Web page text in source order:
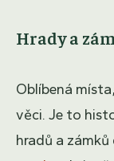
Hrady a
Oblíbená
věci. Je to
hradů a